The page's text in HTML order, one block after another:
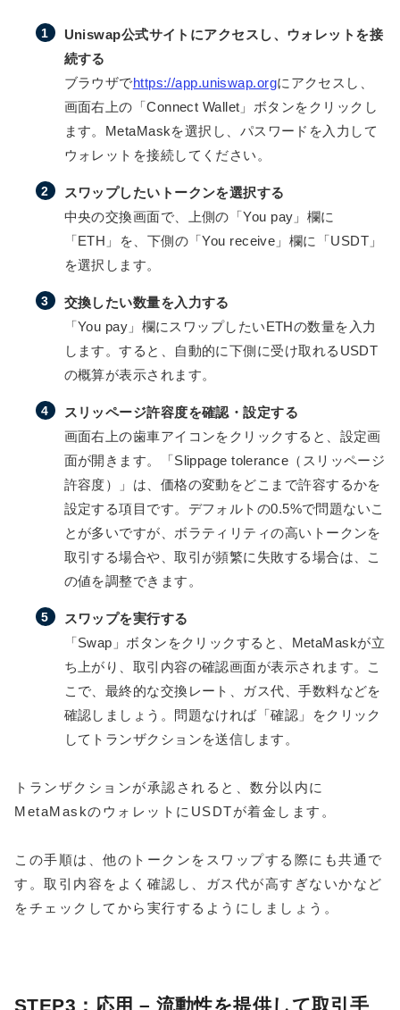
Uniswap公式サイトにアクセスし、ウォレットを接
続する
ブラウザでhttps://app.uniswap.orgにアクセスし、
画面右上の「Connect Wallet」ボタンをクリックし
ます。MetaMaskを選択し、パスワードを入力して
ウォレットを接続してください。
スワップしたいトークンを選択する
中央の交換画面で、上側の「You pay」欄に
「ETH」を、下側の「You receive」欄に「USDT」
を選択します。
交換したい数量を入力する
「You pay」欄にスワップしたいETHの数量を入力
します。すると、自動的に下側に受け取れるUSDT
の概算が表示されます。
スリッページ許容度を確認・設定する
画面右上の歯車アイコンをクリックすると、設定画
面が開きます。「Slippage tolerance（スリッページ
許容度）」は、価格の変動をどこまで許容するかを
設定する項目です。デフォルトの0.5%で問題ないこ
とが多いですが、ボラティリティの高いトークンを
取引する場合や、取引が頻繁に失敗する場合は、こ
の値を調整できます。
スワップを実行する
「Swap」ボタンをクリックすると、MetaMaskが立
ち上がり、取引内容の確認画面が表示されます。こ
こで、最終的な交換レート、ガス代、手数料などを
確認しましょう。問題なければ「確認」をクリック
してトランザクションを送信します。
トランザクションが承認されると、数分以内に
MetaMaskのウォレットにUSDTが着金します。
この手順は、他のトークンをスワップする際にも共通で
す。取引内容をよく確認し、ガス代が高すぎないかなど
をチェックしてから実行するようにしましょう。
STEP3：応用 – 流動性を提供して取引手